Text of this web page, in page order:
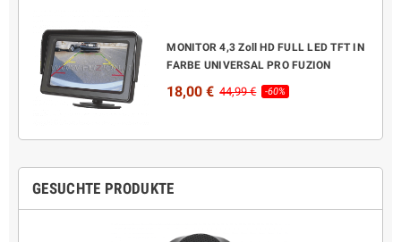
MONITOR 4,3 Zoll HD FULL LED TFT IN
FARBE UNIVERSAL PRO FUZION
18,00 € 44,99 € -60%
GESUCHTE PRODUKTE